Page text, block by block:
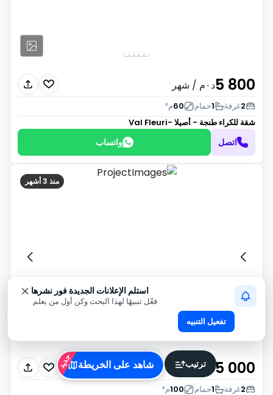
5 800د٠م / شهر
2غرفة 1حمام 60م²
شقة للكراء طنجة - أصيلا -Val Fleuri
اتصل واتساب
منذ 3 أشهر
5 000د٠م / شهر
2غرفة 1حمام 100م²
جديد شاهد على الخريطة ترتيب
استلم الإعلانات الجديدة فور نشرها
فعّل تنبيهًا لهذا البحث وكن أول من يعلم.
تفعيل التنبيه